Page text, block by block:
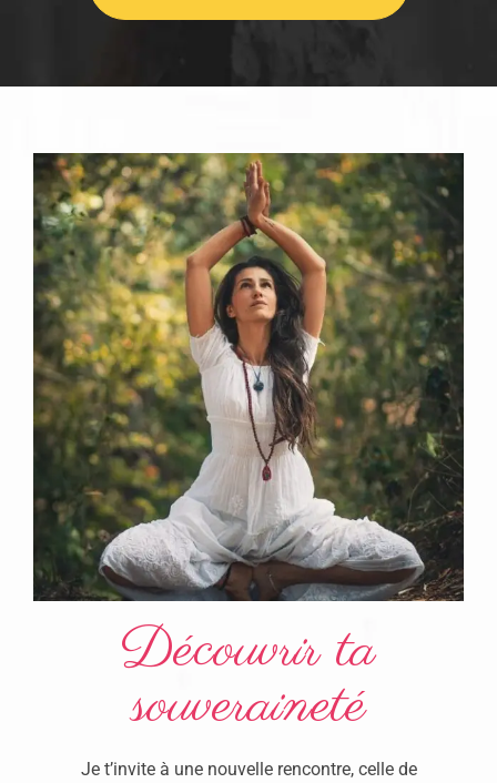
Découvrir ta
souveraineté
Je t’invite à une nouvelle rencontre, celle de